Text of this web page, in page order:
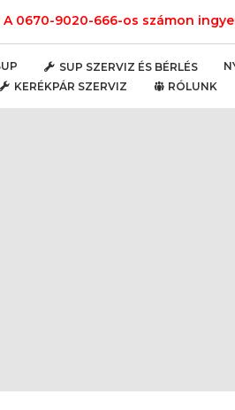
A 0670-9020-666-os számon
SUP SZERVIZ ÉS BÉRLÉS
KERÉKPÁR SZERVIZ
RÓLUNK